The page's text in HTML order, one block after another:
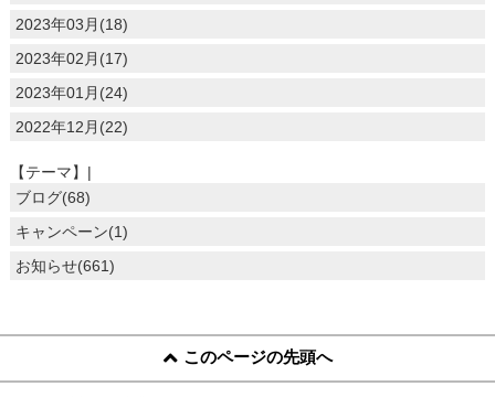
2023年03月(18)
2023年02月(17)
2023年01月(24)
2022年12月(22)
【テーマ】|
ブログ(68)
キャンペーン(1)
お知らせ(661)
このページの先頭へ